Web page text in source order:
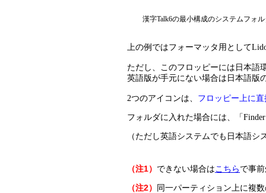
漢字Talk6の最小構成のシステムフォ
上の例ではフォーマッタ用として
ただし、このフロッピーには日本語
英語版が手元にない場合は日本語版
2つのアイコンは、 フロッピー上に
フォルダに 入れた場合には、「Finder
（ただし英語システムでも日本語
（注1） できない場合はこちら で事
（注2） 同一パーティション上に複